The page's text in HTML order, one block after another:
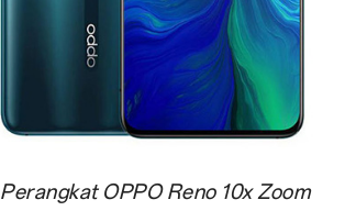
Perangkat OPPO Reno 10x Zoom